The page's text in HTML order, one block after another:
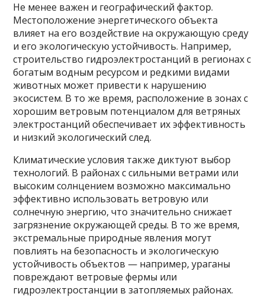
Не менее важен и географический фактор.
Местоположение энергетического объекта
влияет на его воздействие на окружающую среду
и его экологическую устойчивость. Например,
строительство гидроэлектростанций в регионах с
богатым водным ресурсом и редкими видами
животных может привести к нарушению
экосистем. В то же время, расположение в зонах с
хорошим ветровым потенциалом для ветряных
электростанций обеспечивает их эффективность
и низкий экологический след.
Климатические условия также диктуют выбор
технологий. В районах с сильными ветрами или
высоким солнцением возможно максимально
эффективно использовать ветровую или
солнечную энергию, что значительно снижает
загрязнение окружающей среды. В то же время,
экстремальные природные явления могут
повлиять на безопасность и экологическую
устойчивость объектов — например, ураганы
повреждают ветровые фермы или
гидроэлектростанции в затопляемых районах.